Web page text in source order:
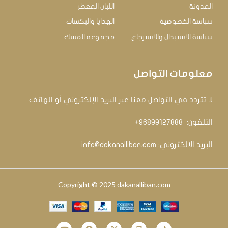
المدونة
سياسة الخصوصية
سياسة الاستبدال والاسترجاع
اللبان المعطر
الهدايا والبكسات
مجموعة المسك
معلومات التواصل
لا تتردد في التواصل معنا عبر البريد الإلكتروني أو الهاتف
التلفون: ‏ 96899127888+
البريد الالكتروني: info@dakanalliban.com
Copyright © 2025 dakanalliban.com